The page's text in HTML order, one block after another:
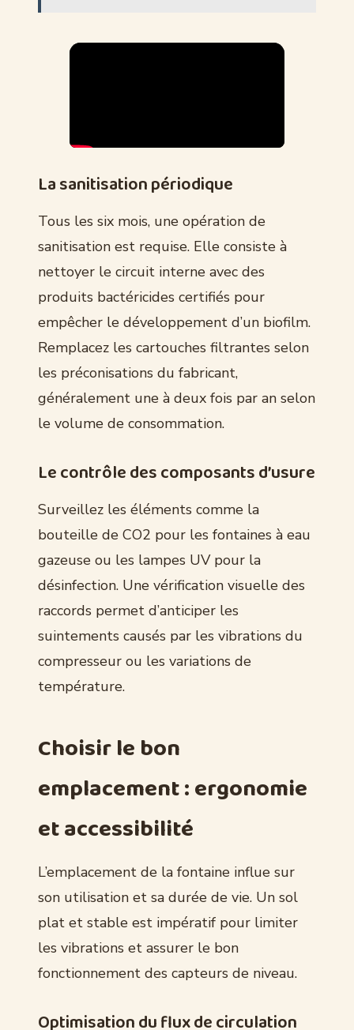
La sanitisation périodique
Tous les six mois, une opération de
sanitisation est requise. Elle consiste à
nettoyer le circuit interne avec des
produits bactéricides certifiés pour
empêcher le développement d’un biofilm.
Remplacez les cartouches filtrantes selon
les préconisations du fabricant,
généralement une à deux fois par an selon
le volume de consommation.
Le contrôle des composants d’usure
Surveillez les éléments comme la
bouteille de CO2 pour les fontaines à eau
gazeuse ou les lampes UV pour la
désinfection. Une vérification visuelle des
raccords permet d’anticiper les
suintements causés par les vibrations du
compresseur ou les variations de
température.
Choisir le bon
emplacement : ergonomie
et accessibilité
L’emplacement de la fontaine influe sur
son utilisation et sa durée de vie. Un sol
plat et stable est impératif pour limiter
les vibrations et assurer le bon
fonctionnement des capteurs de niveau.
Optimisation du flux de circulation